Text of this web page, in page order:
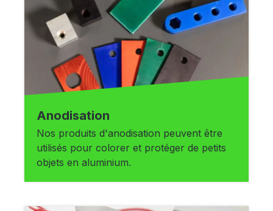
Anodisation
Nos produits d'anodisation peuvent être
utilisés pour colorer et protéger de petits
objets en aluminium.